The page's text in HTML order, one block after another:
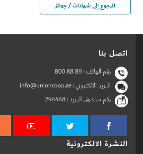
الرجوع إلى شهادات / جوائز
اتصل بنا
رقم الهاتف :800 88 89
البريد الالكتروني : info@unioncoop.ae
رقم صندوق البريد :294448
النشرة الالكترونية